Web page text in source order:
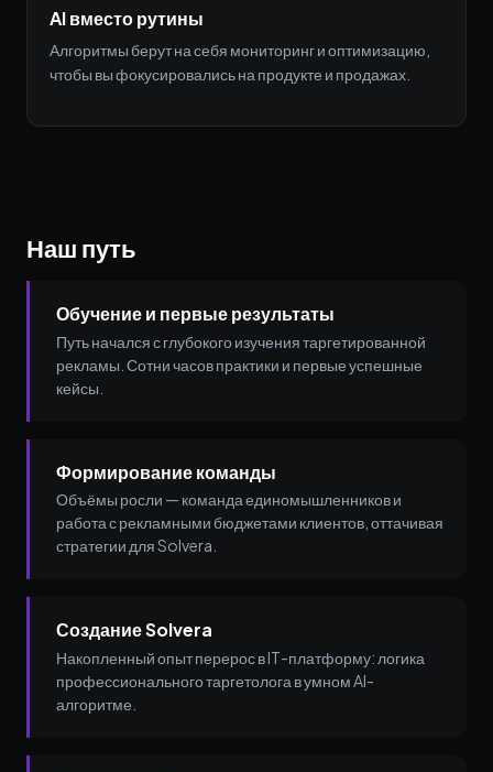
AI вместо рутины
Алгоритмы берут на себя мониторинг и оптимизацию,
чтобы вы фокусировались на продукте и продажах.
Наш путь
Обучение и первые результаты
Путь начался с глубокого изучения таргетированной
рекламы. Сотни часов практики и первые успешные
кейсы.
Формирование команды
Объёмы росли — команда единомышленников и
работа с рекламными бюджетами клиентов, оттачивая
стратегии для Solvera.
Создание Solvera
Накопленный опыт перерос в IT-платформу: логика
профессионального таргетолога в умном AI-
алгоритме.